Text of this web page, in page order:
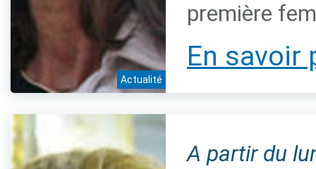
Actualité
première
En savoir
A partir du